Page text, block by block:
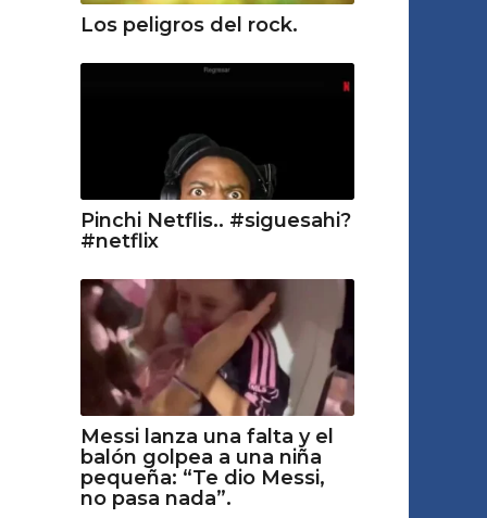
Los peligros del rock.
Pinchi Netflis.. #siguesahi?
#netflix
Messi lanza una falta y el
balón golpea a una niña
pequeña: “Te dio Messi,
no pasa nada”.